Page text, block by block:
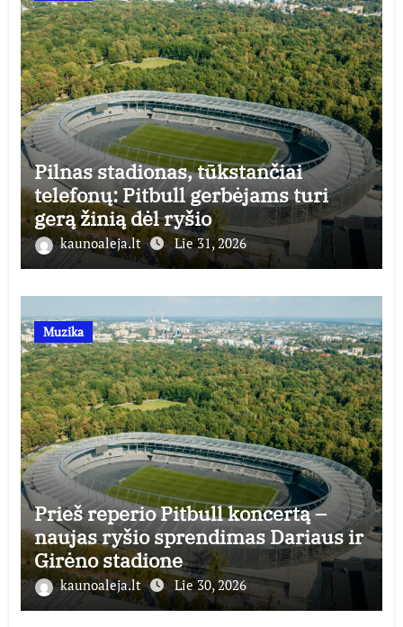
Pilnas stadionas, tūkstančiai
telefonų: Pitbull gerbėjams turi
gerą žinią dėl ryšio
kaunoaleja.lt Lie 31, 2026
Muzika
Prieš reperio Pitbull koncertą –
naujas ryšio sprendimas Dariaus ir
Girėno stadione
kaunoaleja.lt Lie 30, 2026